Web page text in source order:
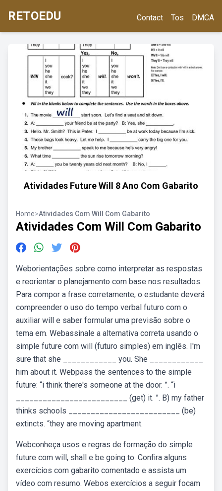
RETOEDU Contact Tos DMCA
Atividades Future Will 8 Ano Com Gabarito
Home>Atividades Com Will Com Gabarito
Atividades Com Will Com Gabarito
Weborientações sobre como interpretar as respostas
e reorientar o planejamento com base nos resultados.
Para compor a frase corretamente, o estudante deverá
compreender o uso do tempo verbal futuro com o
auxiliar will e saber formular uma previsão sobre o
tema em. Webassinale a alternativa correta usando o
simple future com will (futuro simples) em inglês. I'm
sure that she ____________ you. She ____________
him about it. Webpass the sentences to the simple
future: “i think there's someone at the door. ”. “i
_________________________ (get) it. ”. B) my father
thinks schools _________________________ (be)
extincts. “they are moving apartment.
Webconheça usos e regras de formação do simple
future com will, shall e be going to. Confira alguns
exercícios com gabarito comentado e assista um
vídeo com resumo. Webos exercícios a seguir focam